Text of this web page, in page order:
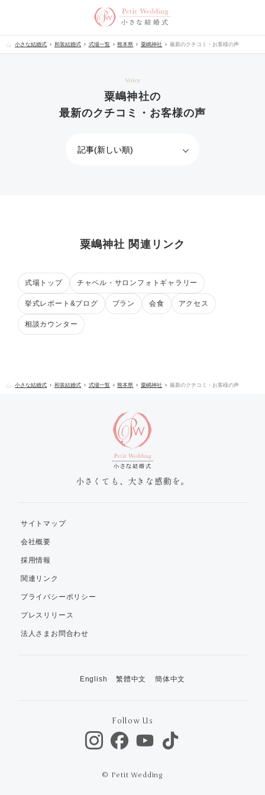
小さな結婚式 和装結婚式 式場一覧 熊本県 粟嶋神社 最新のクチコミ・お客様の声
Voice
粟嶋神社の
最新のクチコミ・お客様の声
粟嶋神社 関連リンク
式場トップ チャペル・サロンフォトギャラリー
挙式レポート&ブログ プラン 会食 アクセス
相談カウンター
小さな結婚式 和装結婚式 式場一覧 熊本県 粟嶋神社 最新のクチコミ・お客様の声
小さくても、大きな感動を。
サイトマップ
会社概要
採用情報
関連リンク
プライバシーポリシー
プレスリリース
法人さまお問合わせ
English 繁體中文 簡体中文
Follow Us
© Petit Wedding